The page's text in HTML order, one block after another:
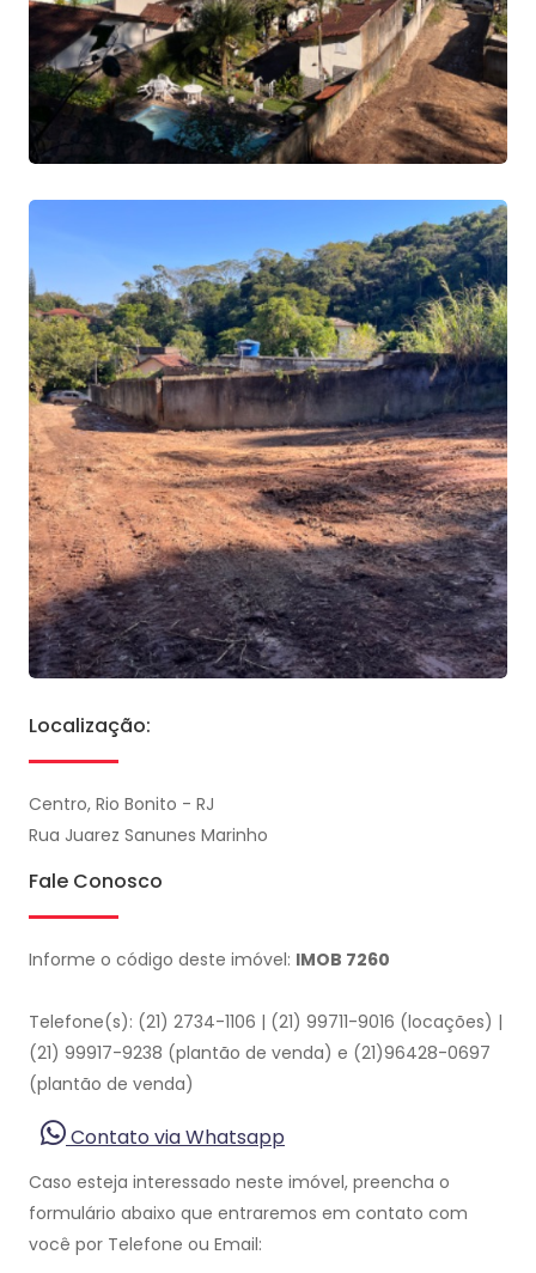
Localização:
Centro, Rio Bonito - RJ
Rua Juarez Sanunes Marinho
Fale Conosco
Informe o código deste imóvel: IMOB 7260
Telefone(s): (21) 2734-1106 | (21) 99711-9016 (locações) |
(21) 99917-9238 (plantão de venda) e (21)96428-0697
(plantão de venda)
Contato via Whatsapp
Caso esteja interessado neste imóvel, preencha o
formulário abaixo que entraremos em contato com
você por Telefone ou Email: